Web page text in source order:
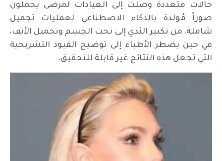
حالات متعددة وصلت إلى العيادات لمرضى يحملون
صوراً مُولدة بالذكاء الاصطناعي لعمليات تجميل
شاملة، من تكبير الثدي إلى نحت الجسم وتجميل الأنف،
في حين يضطر الأطباء إلى توضيح القيود التشريحية
التي تجعل هذه النتائج غير قابلة للتحقيق.